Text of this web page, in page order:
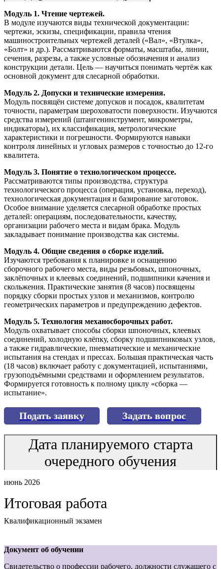
Модуль 1. Чтение чертежей.
В модуле изучаются виды технической документации:
чертежи, эскизы, спецификации, правила чтения
машиностроительных чертежей деталей («Вал», «Втулка»,
«Болт» и др.). Рассматриваются форматы, масштабы, линии,
сечения, разрезы, а также условные обозначения и анализ
конструкции детали. Цель — научиться понимать чертёж как
основной документ для слесарной обработки.
Модуль 2. Допуски и технические измерения.
Модуль посвящён системе допусков и посадок, квалитетам
точности, параметрам шероховатости поверхности. Изучаются
средства измерений (штангенинструмент, микрометры,
индикаторы), их классификация, метрологические
характеристики и погрешности. Формируются навыки
контроля линейных и угловых размеров с точностью до 12-го
квалитета.
Модуль 3. Понятие о технологическом процессе.
Рассматриваются типы производства, структура
технологического процесса (операция, установка, переход),
технологическая документация и базирование заготовок.
Особое внимание уделяется слесарной обработке простых
деталей: операциям, последовательности, качеству,
организации рабочего места и видам брака. Модуль
закладывает понимание производства как системы.
Модуль 4. Общие сведения о сборке изделий.
Изучаются требования к планировке и оснащению
сборочного рабочего места, виды резьбовых, шпоночных,
заклёпочных и клеевых соединений, подшипники качения и
скольжения. Практические занятия (8 часов) посвящены
порядку сборки простых узлов и механизмов, контролю
геометрических параметров и предупреждению дефектов.
Модуль 5. Технология механосборочных работ.
Модуль охватывает способы сборки шпоночных, клеевых
соединений, холодную клёпку, сборку подшипниковых узлов,
а также гидравлические, пневматические и механические
испытания на стендах и прессах. Большая практическая часть
(18 часов) включает работу с документацией, испытаниями,
грузоподъёмными средствами и оформлением результатов.
Формируется готовность к полному циклу «сборка —
испытание».
Подать заявку Задать вопрос
Дата планируемого старта
очередного обучения
июнь 2026
Итоговая работа
Квалификационный экзамен
Документ об обучении
Свидетельство о профессии рабочего, должности служащего с